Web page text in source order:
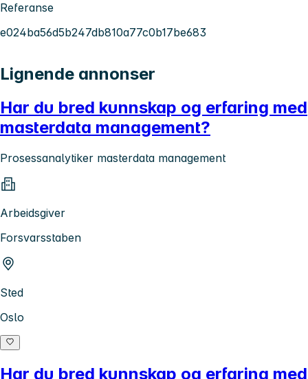
Referanse
e024ba56d5b247db810a77c0b17be683
Lignende annonser
Har du bred kunnskap og erfaring med
masterdata management?
Prosessanalytiker masterdata management
Arbeidsgiver
Forsvarsstaben
Sted
Oslo
Har du bred kunnskap og erfaring med